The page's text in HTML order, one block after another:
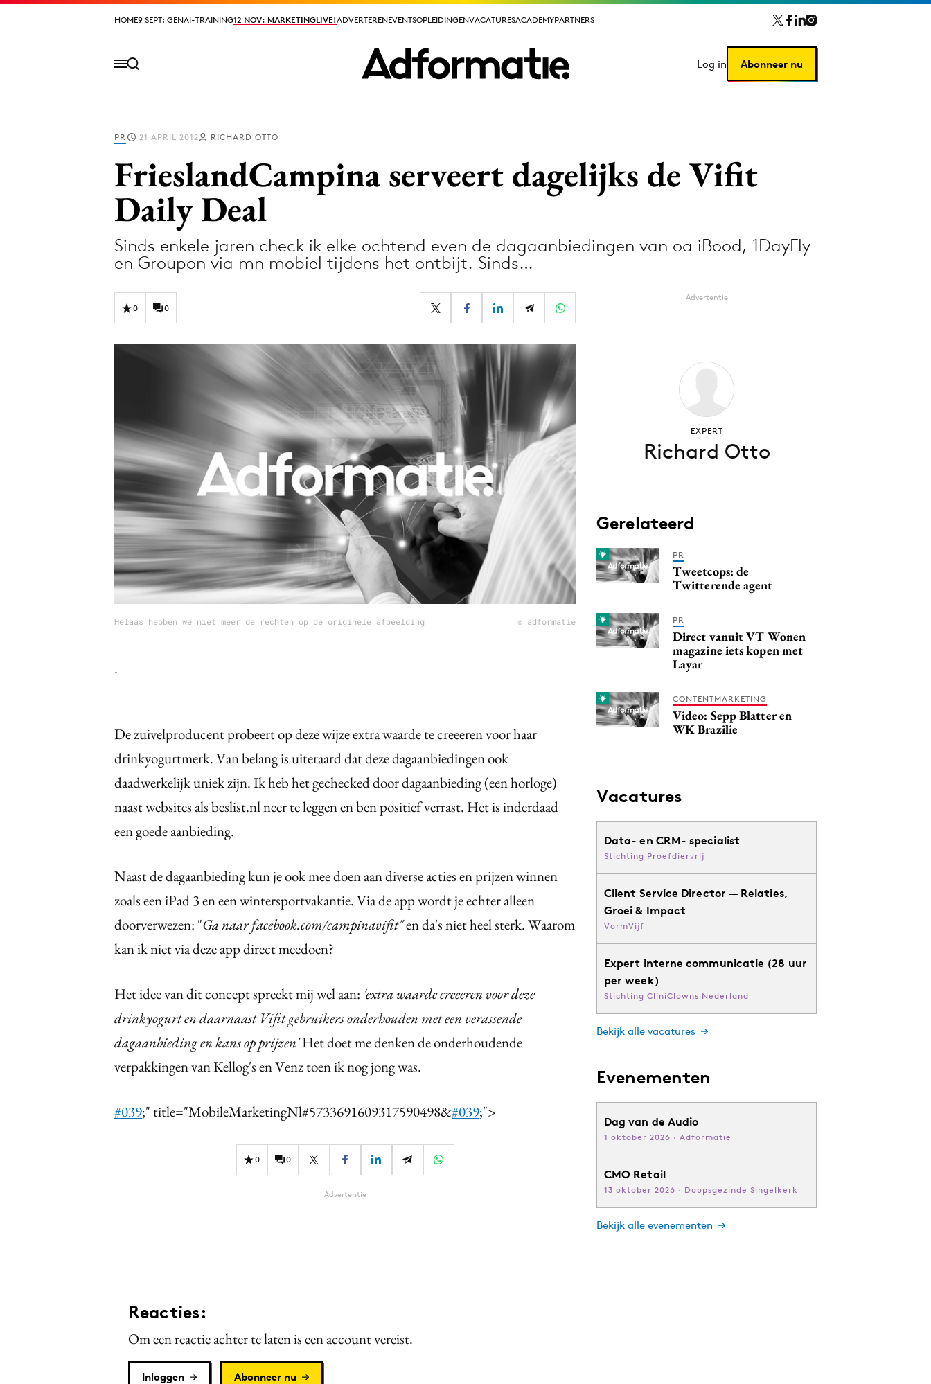
HOME9 SEPT: GENAI-TRAINING12 NOV: MARKETINGLIVE!ADVERTERENEVENTSOPLEIDINGENVACATURESACADEMYPARTNERS
Log in Abonneer nu
HOME9 SEPT: GENAI-TRAINING12 NOV: MARKETINGLIVE!ADVERTERENEVENTSOPLEIDINGENVACATURESACADEMYPARTNERS
Log in Abonneer nu
Design
Digital transformation
Influencer marketing
Interne communicatie
Martech
Media
Merkstrategie
PR
Programmatic
Reputatie & crisis
PR 21 APRIL 2012 RICHARD OTTO
FrieslandCampina serveert dagelijks de Vifit
Daily Deal
Sinds enkele jaren check ik elke ochtend even de dagaanbiedingen van oa iBood, 1DayFly
en Groupon via mn mobiel tijdens het ontbijt. Sinds…
0 0
Helaas hebben we niet meer de rechten op de originele afbeelding © adformatie
.
De zuivelproducent probeert op deze wijze extra waarde te creeeren voor haar
drinkyogurtmerk. Van belang is uiteraard dat deze dagaanbiedingen ook
daadwerkelijk uniek zijn. Ik heb het gechecked door dagaanbieding (een horloge)
naast websites als beslist.nl neer te leggen en ben positief verrast. Het is inderdaad
een goede aanbieding.
Naast de dagaanbieding kun je ook mee doen aan diverse acties en prijzen winnen
zoals een iPad 3 en een wintersportvakantie. Via de app wordt je echter alleen
doorverwezen: "Ga naar facebook.com/campinavifit"en da's niet heel sterk. Waarom
kan ik niet via deze app direct meedoen?
Het idee van dit concept spreekt mij wel aan: 'extra waarde creeeren voor deze
drinkyogurt en daarnaast Vifit gebruikers onderhouden met een verassende
dagaanbieding en kans op prijzen'Het doet me denken de onderhoudende
verpakkingen van Kellog's en Venz toen ik nog jong was.
#039;" title="MobileMarketingNl#5733691609317590498&#039;">
0 0
Advertentie
Reacties:
Om een reactie achter te laten is een account vereist.
Inloggen Abonneer nu
Advertentie
EXPERT
Richard Otto
Gerelateerd
PR
Tweetcops: de
Twitterende agent
PR
Direct vanuit VT Wonen
magazine iets kopen met
Layar
CONTENTMARKETING
Video: Sepp Blatter en
WK Brazilie
Vacatures
Data- en CRM- specialist
Stichting Proefdiervrij
Client Service Director — Relaties,
Groei & Impact
VormVijf
Expert interne communicatie (28 uur
per week)
Stichting CliniClowns Nederland
Bekijk alle vacatures
Evenementen
Dag van de Audio
1 oktober 2026 · Adformatie
CMO Retail
13 oktober 2026 · Doopsgezinde Singelkerk
Bekijk alle evenementen